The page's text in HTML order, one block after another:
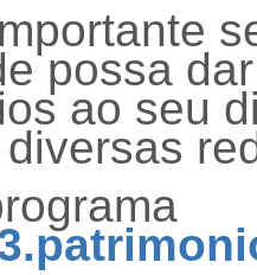
possa
ao seu